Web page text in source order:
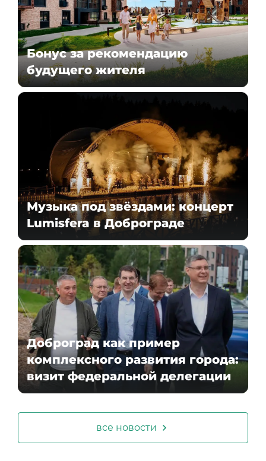
Бонус за рекомендацию
будущего жителя
Музыка под звёздами: концерт
Lumisfera в Доброграде
Доброград как пример
комплексного развития города:
визит федеральной делегации
все новости